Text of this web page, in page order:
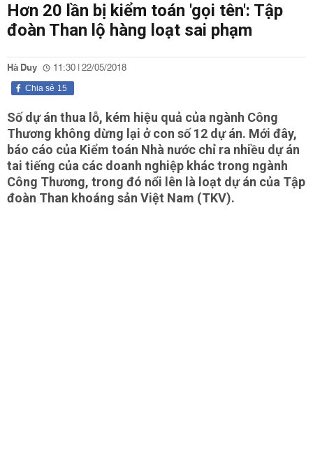
Hơn 20 lần bị kiểm toán 'gọi tên': Tập
đoàn Than lộ hàng loạt sai phạm
Hà Duy 11:30 | 22/05/2018
15
Chia sẻ
Số dự án thua lỗ, kém hiệu quả của ngành Công
Thương không dừng lại ở con số 12 dự án. Mới đây,
báo cáo của Kiểm toán Nhà nước chỉ ra nhiều dự án
tai tiếng của các doanh nghiệp khác trong ngành
Công Thương, trong đó nổi lên là loạt dự án của Tập
đoàn Than khoáng sản Việt Nam (TKV).